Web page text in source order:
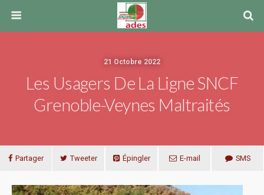
21 Octobre 2022
Les Usagers De La Ligne SNCF
Grenoble-Veynes Maltraités
Partager Tweeter Épingler E-mail SMS